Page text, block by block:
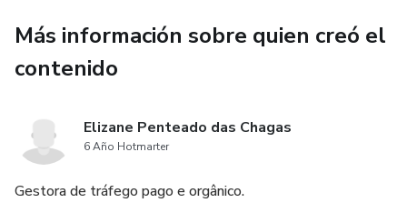
Más información sobre quien creó el
contenido
Elizane Penteado das Chagas
6 Año Hotmarter
Gestora de tráfego pago e orgânico.